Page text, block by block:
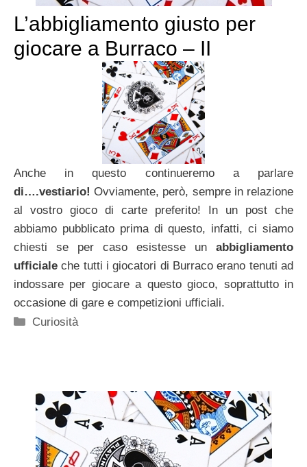
L’abbigliamento giusto per
giocare a Burraco – II
Anche in questo continueremo a parlare
di….vestiario! Ovviamente, però, sempre in relazione
al vostro gioco di carte preferito! In un post che
abbiamo pubblicato prima di questo, infatti, ci siamo
chiesti se per caso esistesse un abbigliamento
ufficiale che tutti i giocatori di Burraco erano tenuti ad
indossare per giocare a questo gioco, soprattutto in
occasione di gare e competizioni ufficiali.
Categorie
Curiosità